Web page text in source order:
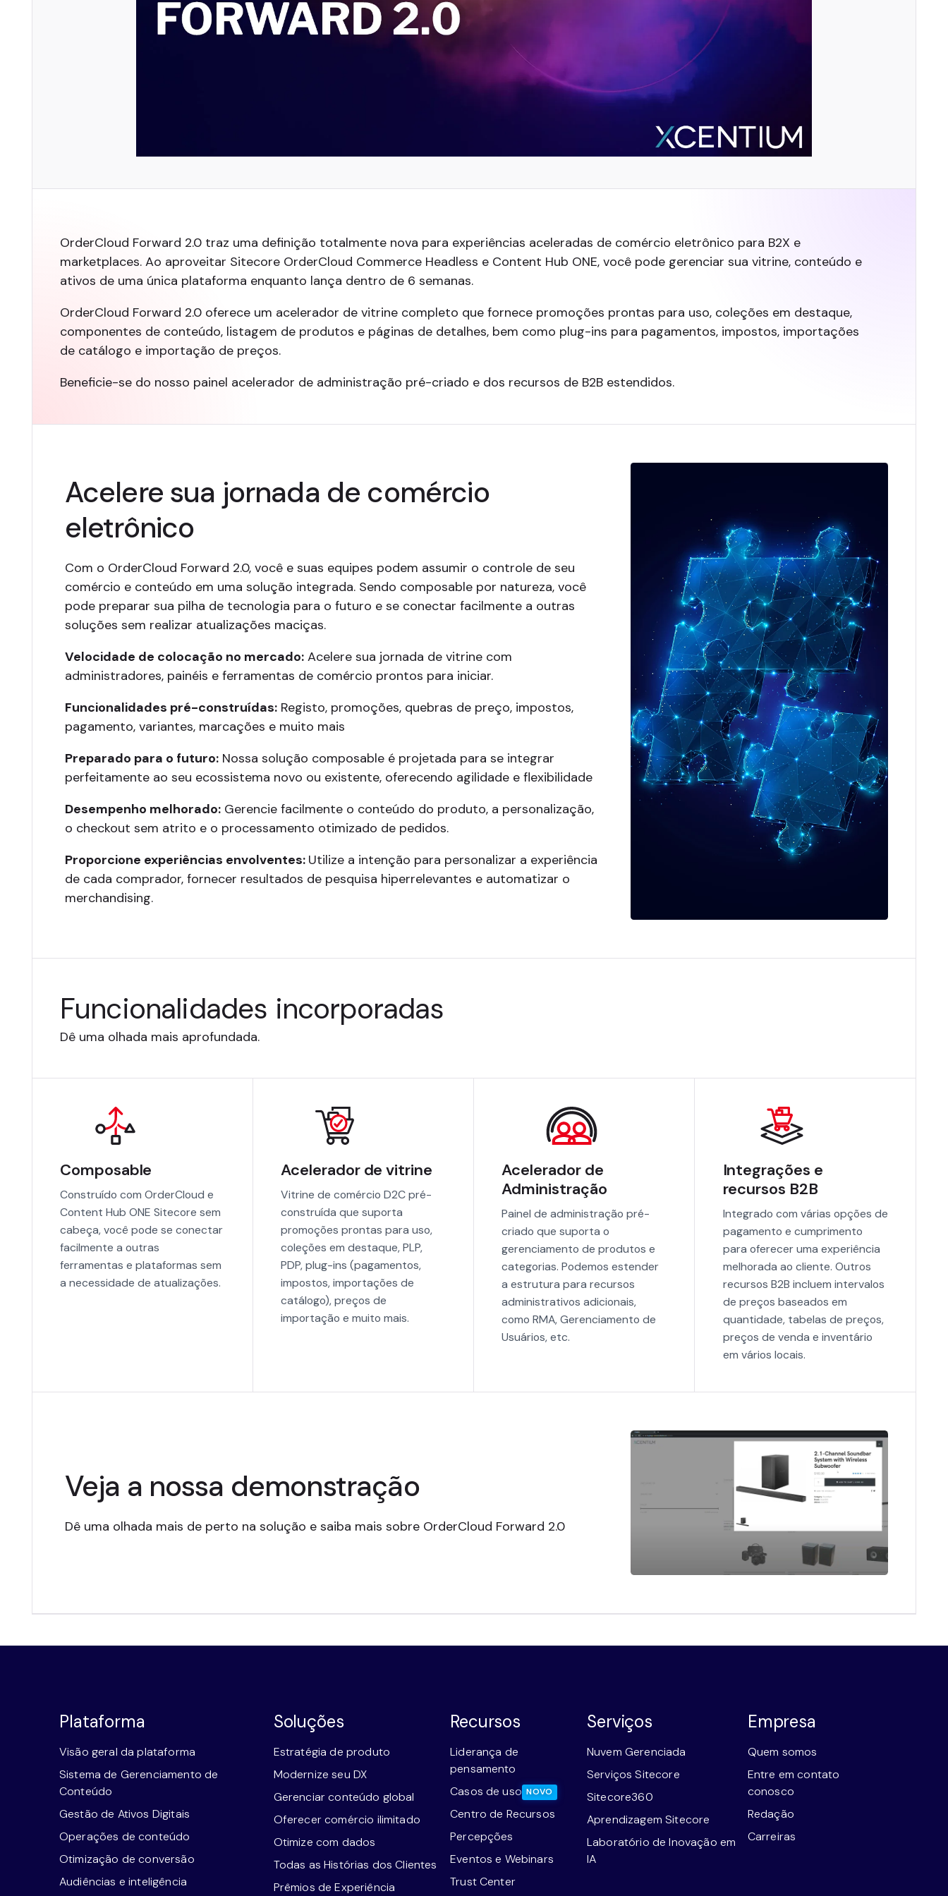
OrderCloud Forward 2.0 traz uma definição totalmente nova para experiências aceleradas de comércio eletrônico para B2X e
marketplaces. Ao aproveitar Sitecore OrderCloud Commerce Headless e Content Hub ONE, você pode gerenciar sua vitrine, conteúdo e
ativos de uma única plataforma enquanto lança dentro de 6 semanas.
OrderCloud Forward 2.0 oferece um acelerador de vitrine completo que fornece promoções prontas para uso, coleções em destaque,
componentes de conteúdo, listagem de produtos e páginas de detalhes, bem como plug-ins para pagamentos, impostos, importações
de catálogo e importação de preços.
Beneficie-se do nosso painel acelerador de administração pré-criado e dos recursos de B2B estendidos.
Acelere sua jornada de comércio
eletrônico
Com o OrderCloud Forward 2.0, você e suas equipes podem assumir o controle de seu
comércio e conteúdo em uma solução integrada. Sendo composable por natureza, você
pode preparar sua pilha de tecnologia para o futuro e se conectar facilmente a outras
soluções sem realizar atualizações maciças.
Velocidade de colocação no mercado:Acelere sua jornada de vitrine com
administradores, painéis e ferramentas de comércio prontos para iniciar.
Funcionalidades pré-construídas:Registo, promoções, quebras de preço, impostos,
pagamento, variantes, marcações e muito mais
Preparado para o futuro:Nossa solução composable é projetada para se integrar
perfeitamente ao seu ecossistema novo ou existente, oferecendo agilidade e flexibilidade
Desempenho melhorado:Gerencie facilmente o conteúdo do produto, a personalização,
o checkout sem atrito e o processamento otimizado de pedidos.
Proporcione experiências envolventes: Utilize a intenção para personalizar a experiência
de cada comprador, fornecer resultados de pesquisa hiperrelevantes e automatizar o
merchandising.
Funcionalidades incorporadas
Dê uma olhada mais aprofundada.
Composable
Construído com OrderCloud e
Content Hub ONE Sitecore sem
cabeça, você pode se conectar
facilmente a outras
ferramentas e plataformas sem
a necessidade de atualizações.
Acelerador de vitrine
Vitrine de comércio D2C pré-
construída que suporta
promoções prontas para uso,
coleções em destaque, PLP,
PDP, plug-ins (pagamentos,
impostos, importações de
catálogo), preços de
importação e muito mais.
Acelerador de
Administração
Painel de administração pré-
criado que suporta o
gerenciamento de produtos e
categorias. Podemos estender
a estrutura para recursos
administrativos adicionais,
como RMA, Gerenciamento de
Usuários, etc.
Integrações e
recursos B2B
Integrado com várias opções de
pagamento e cumprimento
para oferecer uma experiência
melhorada ao cliente. Outros
recursos B2B incluem intervalos
de preços baseados em
quantidade, tabelas de preços,
preços de venda e inventário
em vários locais.
Veja a nossa demonstração
Dê uma olhada mais de perto na solução e saiba mais sobre OrderCloud Forward 2.0
Plataforma
Visão geral da plataforma
Sistema de Gerenciamento de
Conteúdo
Gestão de Ativos Digitais
Operações de conteúdo
Otimização de conversão
Audiências e inteligência
Soluções
Estratégia de produto
Modernize seu DX
Gerenciar conteúdo global
Oferecer comércio ilimitado
Otimize com dados
Todas as Histórias dos Clientes
Prêmios de Experiência
Recursos
Liderança de
pensamento
Casos de uso NOVO
Centro de Recursos
Percepções
Eventos e Webinars
Trust Center
Serviços
Nuvem Gerenciada
Serviços Sitecore
Sitecore360
Aprendizagem Sitecore
Laboratório de Inovação em
IA
Empresa
Quem somos
Entre em contato
conosco
Redação
Carreiras